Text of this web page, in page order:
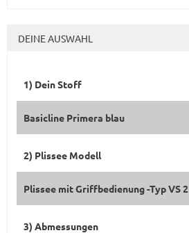
DEINE AUSWAHL
1) Dein Stoff
Basicline Primera blau
2) Plissee Modell
Plissee mit Griffbedienung -Typ VS 2
3) Abmessungen